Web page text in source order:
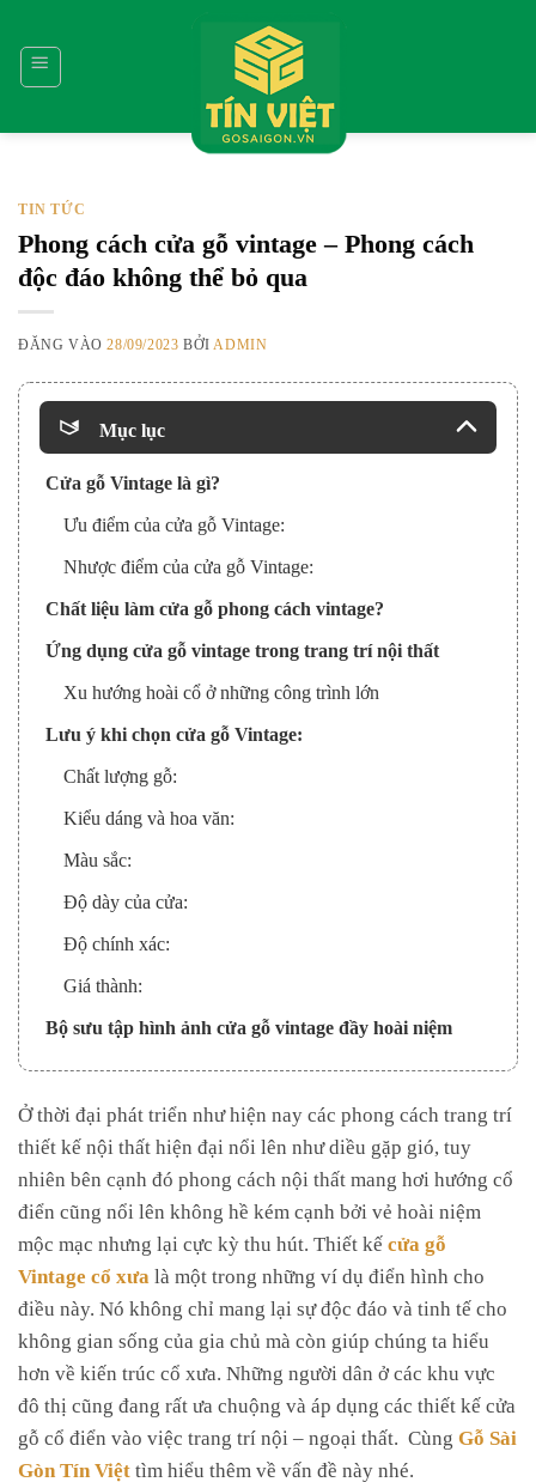
qua
nội
TIN TỨC
Phong cách cửa gỗ vintage – Phong cách
độc đáo không thể bỏ qua
ĐĂNG VÀO28/09/2023 BỞI ADMIN
Mục lục
Cửa gỗ Vintage là gì?
Ưu điểm của cửa gỗ Vintage:
Nhược điểm của cửa gỗ Vintage:
Chất liệu làm cửa gỗ phong cách vintage?
Ứng dụng cửa gỗ vintage trong trang trí nội thất
Xu hướng hoài cổ ở những công trình lớn
Lưu ý khi chọn cửa gỗ Vintage:
Chất lượng gỗ:
Kiểu dáng và hoa văn:
Màu sắc:
Độ dày của cửa:
Độ chính xác:
Giá thành:
Bộ sưu tập hình ảnh cửa gỗ vintage đầy hoài niệm
Ở thời đại phát triển như hiện nay các phong cách trang trí
thiết kế nội thất hiện đại nổi lên như diều gặp gió, tuy
nhiên bên cạnh đó phong cách nội thất mang hơi hướng cổ
điển cũng nổi lên không hề kém cạnh bởi vẻ hoài niệm
mộc mạc nhưng lại cực kỳ thu hút. Thiết kế cửa gỗ
Vintage cổ xưa là một trong những ví dụ điển hình cho
điều này. Nó không chỉ mang lại sự độc đáo và tinh tế cho
không gian sống của gia chủ mà còn giúp chúng ta hiểu
hơn về kiến trúc cổ xưa. Những người dân ở các khu vực
đô thị cũng đang rất ưa chuộng và áp dụng các thiết kế cửa
gỗ cổ điển vào việc trang trí nội – ngoại thất.
Cùng Gỗ Sài
Gòn Tín Việt tìm hiểu thêm về vấn đề này nhé.